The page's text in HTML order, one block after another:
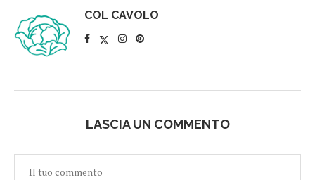
COL CAVOLO
LASCIA UN COMMENTO